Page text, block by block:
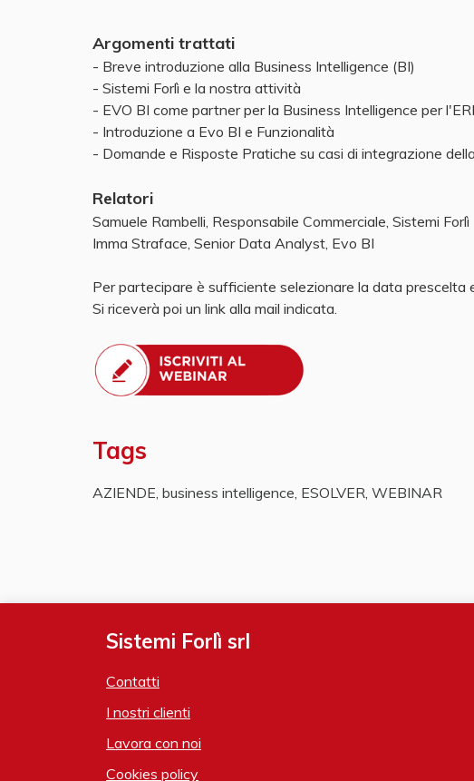
Argomenti trattati
- Breve introduzione alla Business Intelligence (BI)
- Sistemi Forlì e la nostra attività
- EVO BI come partner per la Business Intelligence per
- Introduzione a Evo BI e Funzionalità
- Domande e Risposte Pratiche su casi di integrazione
Relatori
Samuele Rambelli, Responsabile Commerciale, Sistemi Forlì
Imma Straface, Senior Data Analyst, Evo BI
Per partecipare è sufficiente selezionare la data prescelta
Si riceverà poi un link alla mail indicata.
Tags
AZIENDE, business intelligence, ESOLVER, WEBINAR
Sistemi Forlì srl
Contatti
I nostri clienti
Lavora con noi
Cookies policy